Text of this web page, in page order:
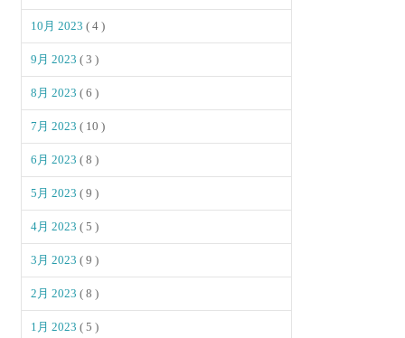
10月 2023( 4 )
9月 2023( 3 )
8月 2023( 6 )
7月 2023( 10 )
6月 2023( 8 )
5月 2023( 9 )
4月 2023( 5 )
3月 2023( 9 )
2月 2023( 8 )
1月 2023( 5 )